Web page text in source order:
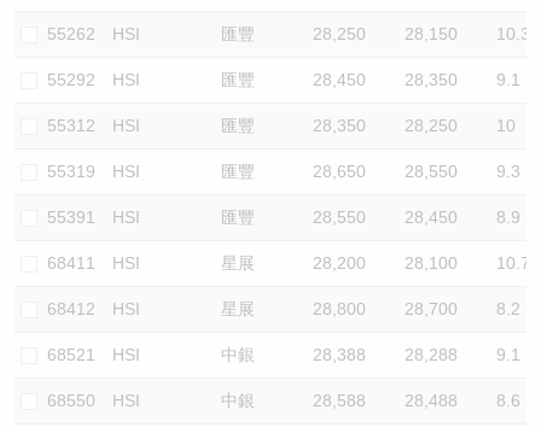
55262 HSI 匯豐 28,250 28,150 10.3
55292 HSI 匯豐 28,450 28,350 9.1
55312 HSI 匯豐 28,350 28,250 10
55319 HSI 匯豐 28,650 28,550 9.3
55391 HSI 匯豐 28,550 28,450 8.9
68411 HSI 星展 28,200 28,100 10.7
68412 HSI 星展 28,800 28,700 8.2
68521 HSI 中銀 28,388 28,288 9.1
68550 HSI 中銀 28,588 28,488 8.6